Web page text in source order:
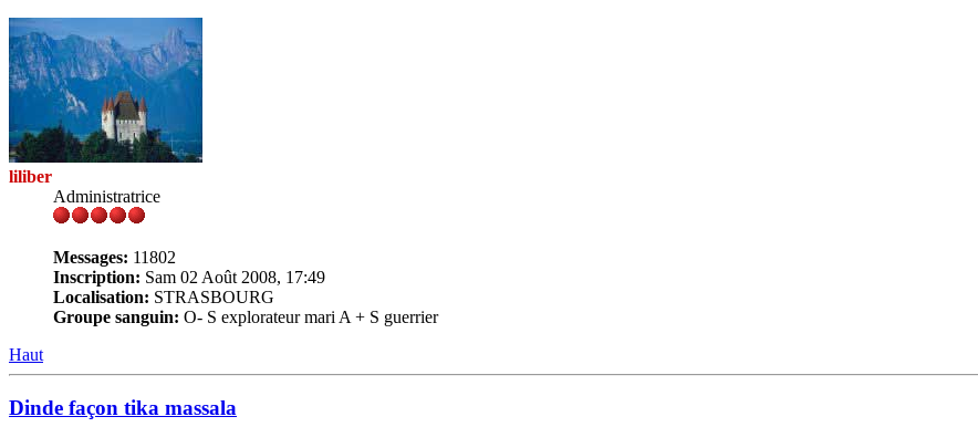
liliber
Administratrice
Messages: 11802
Inscription: Sam 02 Août 2008, 17:49
Localisation: STRASBOURG
Groupe sanguin: O- S explorateur mari A + S guerrier
Haut
Dinde façon tika massala